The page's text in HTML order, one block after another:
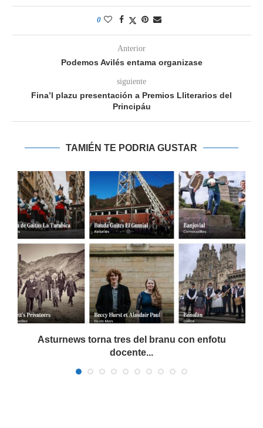
0
Anterior
Podemos Avilés entama organizase
siguiente
Fina’l plazu presentación a Premios Lliterarios del
Principáu
TAMIÉN TE PODRIA GUSTAR
Asturnews torna tres del branu con enfotu
docente...